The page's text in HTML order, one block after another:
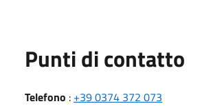
Punti di contatto
Telefono : +39 0374 372 073